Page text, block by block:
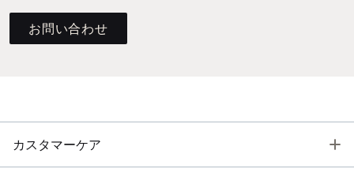
お問い合わせ
カスタマーケア